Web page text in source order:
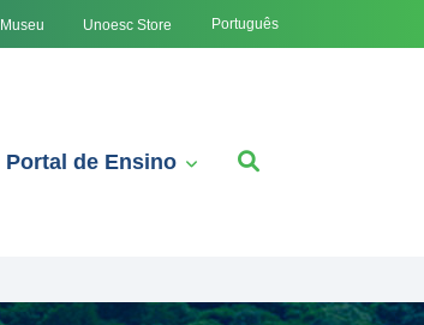
Museu Unoesc Store Português
Portal de Ensino